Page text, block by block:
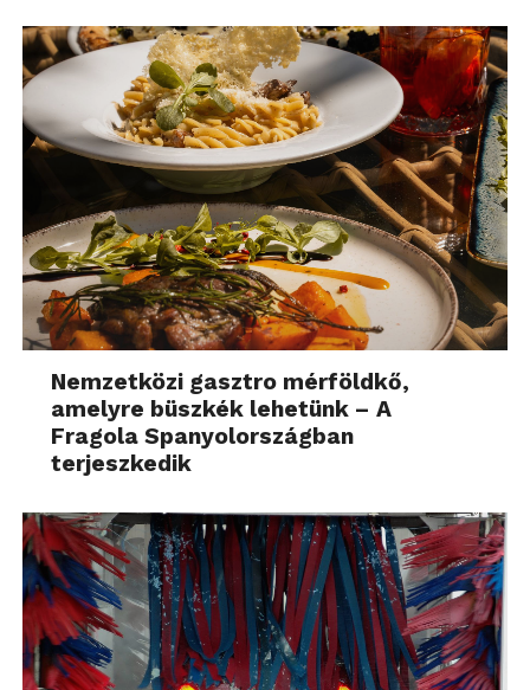
Nemzetközi gasztro mérföldkő,
amelyre büszkék lehetünk – A
Fragola Spanyolországban
terjeszkedik